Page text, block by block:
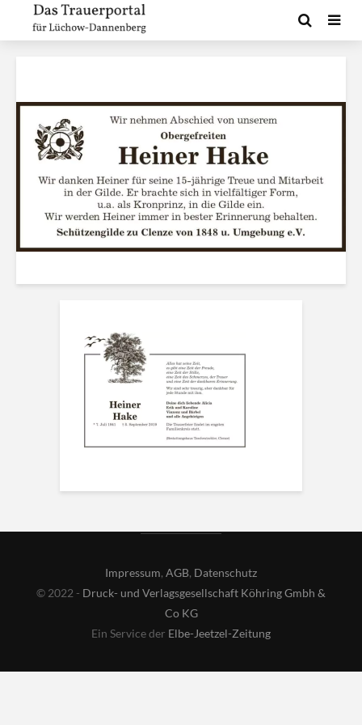
Impressum, AGB, Datenschutz
© 2022 - Druck- und Verlagsgesellschaft Köhring Gmbh &
Co KG
Ein Service der Elbe-Jeetzel-Zeitung